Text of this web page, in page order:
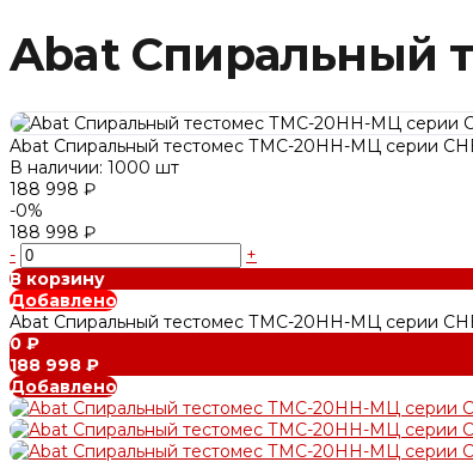
Abat Спиральный
Abat Спиральный тестомес ТМС-20НН-МЦ серии
В наличии: 1000 шт
188 998 ₽
-0%
188 998 ₽
-
+
В корзину
Добавлено
Abat Спиральный тестомес ТМС-20НН-МЦ серии
0 ₽
188 998 ₽
Добавлено